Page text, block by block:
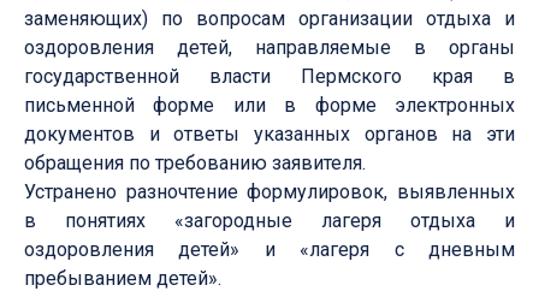
заменяющих) по вопросам организации отдыха и
оздоровления детей, направляемые в органы
государственной власти Пермского края в
письменной форме или в форме электронных
документов и ответы указанных органов на эти
обращения по требованию заявителя.
Устранено разночтение формулировок, выявленных
в понятиях «загородные лагеря отдыха и
оздоровления детей» и «лагеря с дневным
пребыванием детей».